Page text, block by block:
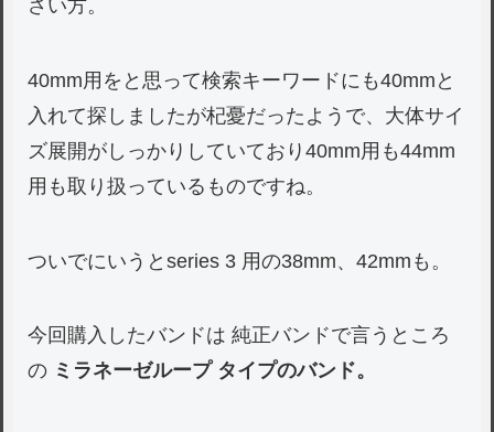
さい方。
40mm用をと思って検索キーワードにも40mmと
入れて探しましたが杞憂だったようで、大体サイ
ズ展開がしっかりしていており40mm用も44mm
用も取り扱っているものですね。
ついでにいうとseries 3 用の38mm、42mmも。
今回購入したバンドは 純正バンドで言うところ
の ミラネーゼループ タイプのバンド。